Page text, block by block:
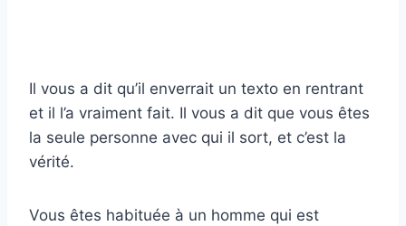
Il vous a dit qu’il enverrait un texto en rentrant
et il l’a vraiment fait. Il vous a dit que vous êtes
la seule personne avec qui il sort, et c’est la
vérité.
Vous êtes habituée à un homme qui est